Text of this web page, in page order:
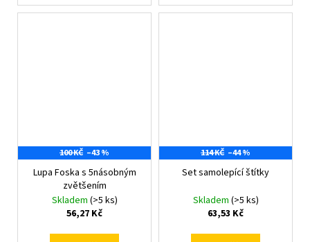
100 KČ –43 %
Lupa Foska s 5násobným
zvětšením
Skladem (>5 ks)
56,27 Kč
114 KČ –44 %
Set samolepící štítky
Skladem (>5 ks)
63,53 Kč